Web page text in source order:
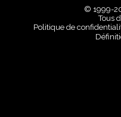
© 1999-
Tous
Politique de